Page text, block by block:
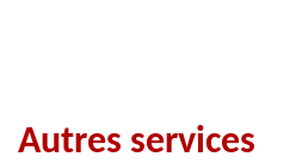
Autres services